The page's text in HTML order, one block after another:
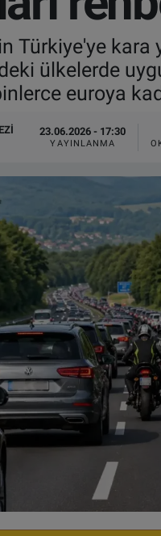
Türkiye'ye kara
ülkelerde
euroya
23.06.2026 - 17:30
YAYINLANMA